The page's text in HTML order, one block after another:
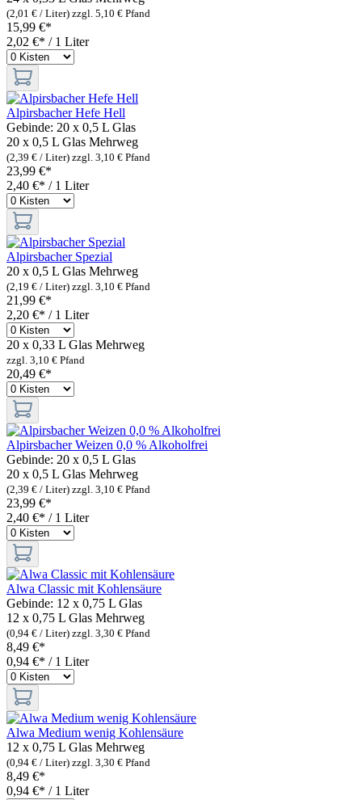
(2,01 € / Liter) zzgl. 5,10 € Pfand
15,99 €*
2,02 €* / 1 Liter
Alpirsbacher Hefe Hell
Gebinde: 20 x 0,5 L Glas
20 x 0,5 L Glas Mehrweg
(2,39 € / Liter) zzgl. 3,10 € Pfand
23,99 €*
2,40 €* / 1 Liter
Alpirsbacher Spezial
20 x 0,5 L Glas Mehrweg
(2,19 € / Liter) zzgl. 3,10 € Pfand
21,99 €*
2,20 €* / 1 Liter
20 x 0,33 L Glas Mehrweg
zzgl. 3,10 € Pfand
20,49 €*
Alpirsbacher Weizen 0,0 % Alkoholfrei
Gebinde: 20 x 0,5 L Glas
20 x 0,5 L Glas Mehrweg
(2,39 € / Liter) zzgl. 3,10 € Pfand
23,99 €*
2,40 €* / 1 Liter
Alwa Classic mit Kohlensäure
Gebinde: 12 x 0,75 L Glas
12 x 0,75 L Glas Mehrweg
(0,94 € / Liter) zzgl. 3,30 € Pfand
8,49 €*
0,94 €* / 1 Liter
Alwa Medium wenig Kohlensäure
12 x 0,75 L Glas Mehrweg
(0,94 € / Liter) zzgl. 3,30 € Pfand
8,49 €*
0,94 €* / 1 Liter